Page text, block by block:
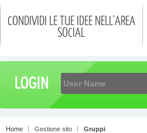
CONDIVIDI LE TUE IDEE NELL'AREA
SOCIAL
Home Gestione sito Gruppi